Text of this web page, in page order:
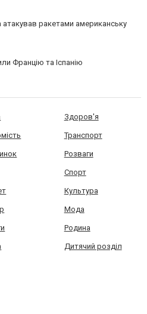
атакував ракетами американську
Францію та Іспанію
Здоров'я
Транспорт
Розваги
Спорт
Культура
Мода
Родина
Дитячий розділ